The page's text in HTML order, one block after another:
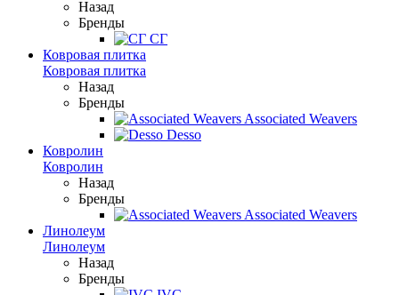
Назад
Бренды
СГ
Ковровая плитка
Ковровая плитка
Назад
Бренды
Associated Weavers
Desso
Ковролин
Ковролин
Назад
Бренды
Associated Weavers
Линолеум
Линолеум
Назад
Бренды